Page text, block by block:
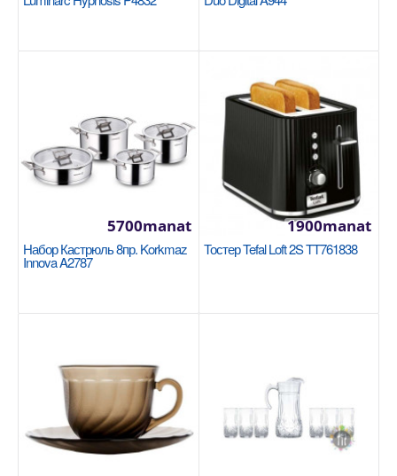
Диаметр: 20 см Материал: Жаропрочное стекло,
330manat
Availability
32
В Корзину
В избранные
Набор Кастрюль 8пр. Korkmaz
Innova A2787
5700manat
Тостер Tefal Loft 2S TT761838
1900manat